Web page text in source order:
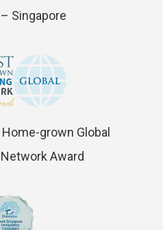
Singapore
grown Global
Award